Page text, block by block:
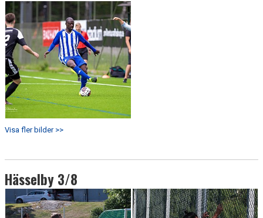
Visa fler bilder >>
Hässelby 3/8